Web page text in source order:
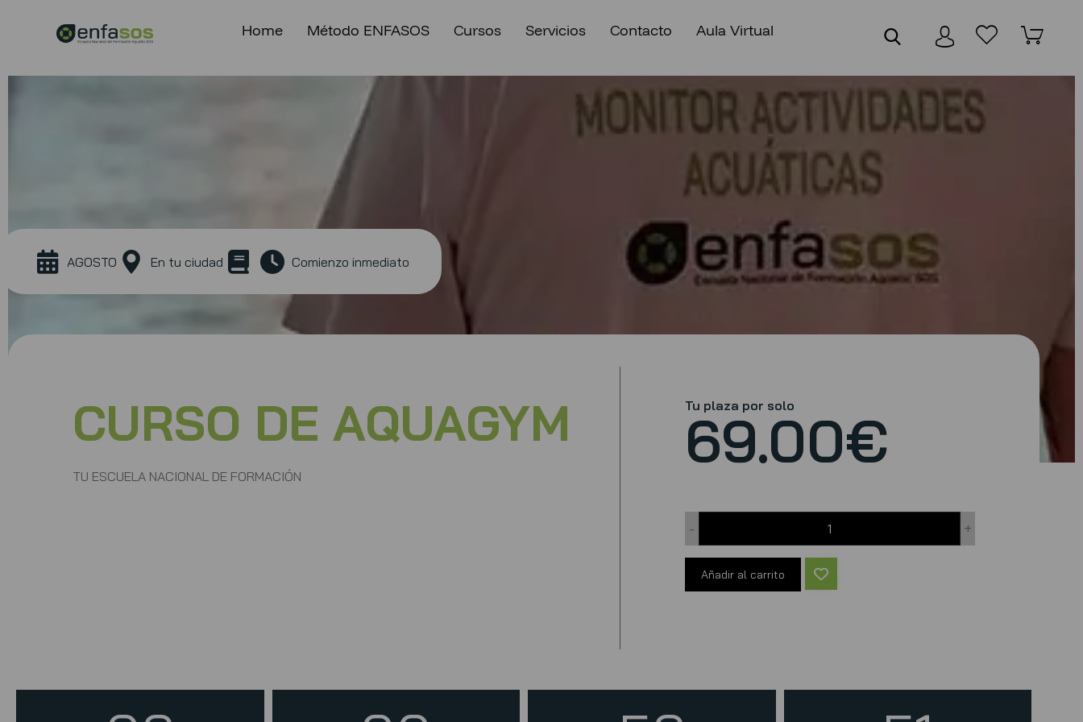
Home Método ENFASOS Cursos Servicios Contacto Aula Virtual
AGOSTO En tu ciudad Comienzo inmediato
CURSO DE AQUAGYM
TU ESCUELA NACIONAL DE FORMACIÓN
Tu plaza por solo
69.00€
- +
Añadir al carrito